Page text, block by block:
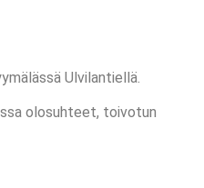
Ulvilantiellä.
olosuhteet, toivotun